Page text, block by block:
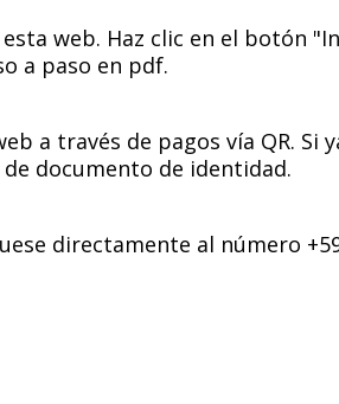
web. Haz clic en el botón
a paso en pdf.
a través de pagos vía QR.
documento de identidad.
directamente al número